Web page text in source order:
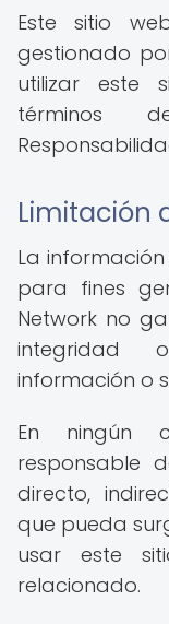
Este sitio
gestionado
utilizar este
términos
Limitación
La
para fines
Network no
integridad
información o
En ningún
responsable
directo,
que pueda
usar este
relacionado.